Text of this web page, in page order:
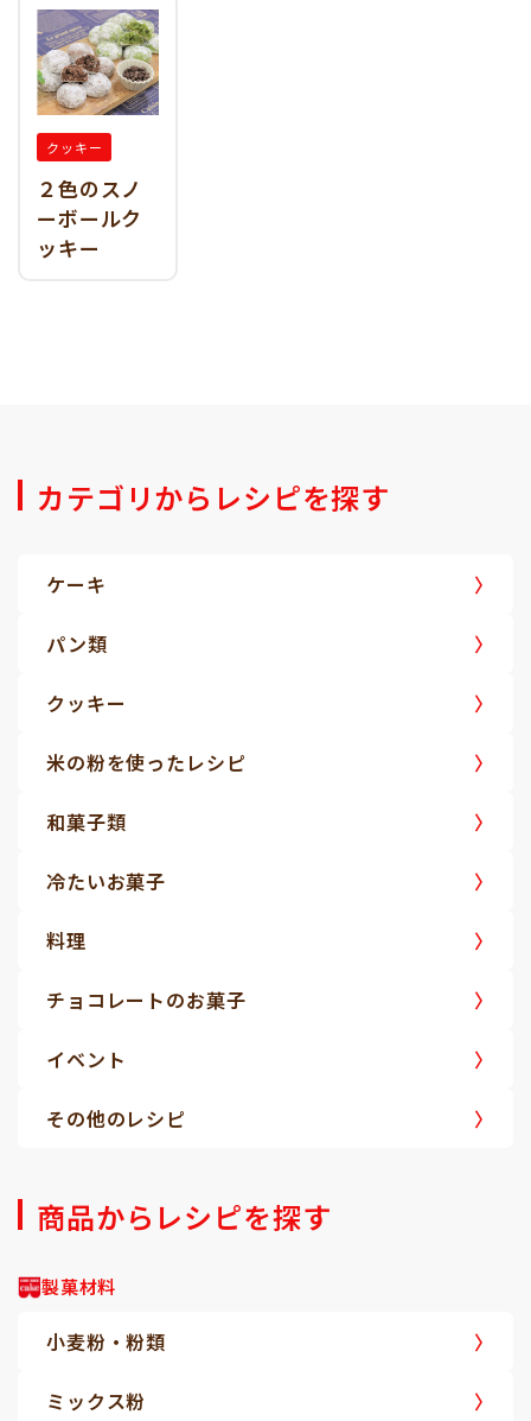
クッキー
２色のスノ
ーボールク
ッキー
カテゴリからレシピを探す
ケーキ
パン類
クッキー
米の粉を使ったレシピ
和菓子類
冷たいお菓子
料理
チョコレートのお菓子
イベント
その他のレシピ
商品からレシピを探す
製菓材料
小麦粉・粉類
ミックス粉